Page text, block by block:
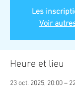
Les
Voir
Heure et lieu
23 oct. 2025, 20:00 –